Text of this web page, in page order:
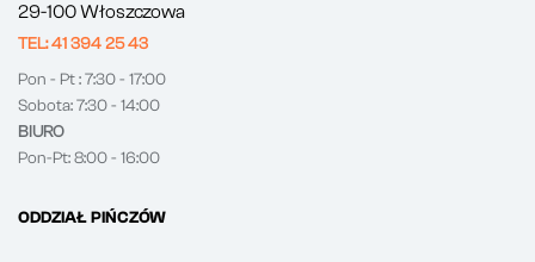
29-100 Włoszczowa
TEL: 41 394 25 43
Pon - Pt : 7:30 - 17:00
Sobota: 7:30 - 14:00
BIURO
Pon-Pt: 8:00 - 16:00
ODDZIAŁ PIŃCZÓW